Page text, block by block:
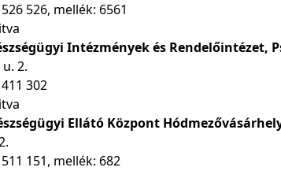
526, mellék: 6561
Intézmények és Rendelőintézet,
2.
302
Ellátó Központ
151, mellék: 682